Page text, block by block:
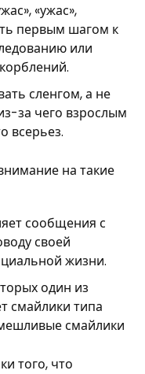
«ужас»,
первым шагом к
или
сленгом, а не
за чего взрослым
всерьез.
на такие
сообщения с
своей
жизни.
один из
смайлики типа
смайлики
того, что